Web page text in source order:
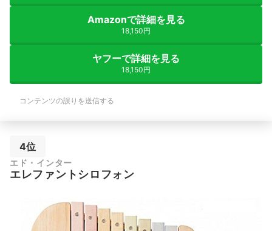
Amazonで詳細を見る
18,150円
ヤフーで詳細を見る
18,150円
コンテンツの誤りを送信する
4位
エド・インター
エレファントシロフォン